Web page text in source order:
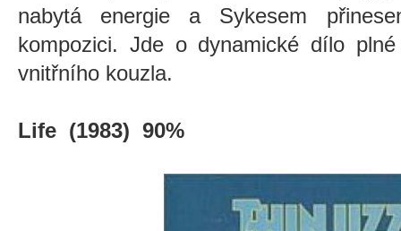
nabytá energie a Sykesem
kompozici. Jde o dynamické dílo
vnitřního kouzla.
Life (1983) 90%